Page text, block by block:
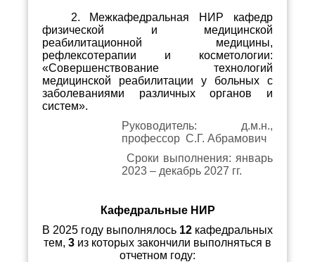
2. Межкафедральная НИР кафедр
физической и медицинской
реабилитационной медицины,
рефлексотерапии и косметологии:
«Совершенствование технологий
медицинской реабилитации у больных с
заболеваниями различных органов и
систем».
Руководитель: д.м.н.,
профессор С.Г. Абрамович
Сроки выполнения: январь
2023 – декабрь 2027 гг.
Кафедральные НИР
В 2025 году выполнялось 12 кафедральных
тем, 3 из которых закончили выполняться в
отчетном году: